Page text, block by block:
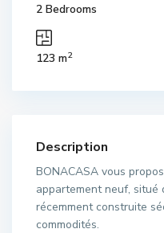
2 Bedrooms
123 m2
Description
BONACASA vous
appartement neuf, situé
récemment construite
commodités.